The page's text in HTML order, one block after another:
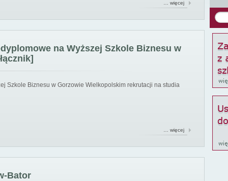
… więcej
na Wyższej Szkole Biznesu w
Szkole Biznesu w Gorzowie Wielkopolskim rekrutacji na studia
… więcej
Bator